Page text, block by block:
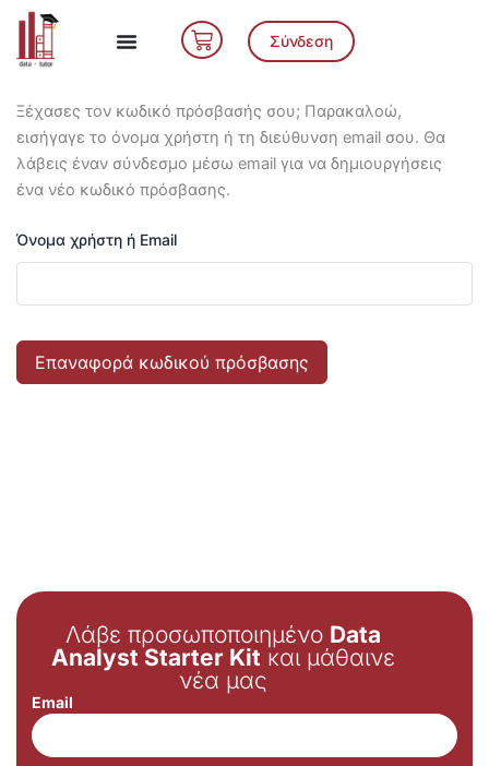
Μετάβαση
περιεχόμενο
Cart Σύνδεση
Ξέχασες τον κωδικό πρόσβασής σου; Παρακαλοώ,
εισήγαγε το όνομα χρήστη ή τη διεύθυνση email σου. Θα
λάβεις έναν σύνδεσμο μέσω email για να δημιουργήσεις
ένα νέο κωδικό πρόσβασης.
Όνομα χρήστη ή Email
Επαναφορά κωδικού πρόσβασης
Λάβε προσωποποιημένο Data
Analyst Starter Kit και μάθαινε
νέα μας
Email